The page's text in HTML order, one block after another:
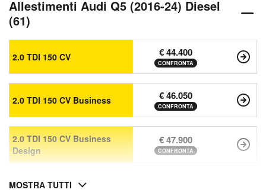
Allestimenti Audi Q5 (2016-24) Diesel
(61)
2.0 TDI 150 CV € 44.400
CONFRONTA
2.0 TDI 150 CV Business € 46.050
CONFRONTA
2.0 TDI 150 CV Business
Design
€ 47.900
CONFRONTA
MOSTRA TUTTI